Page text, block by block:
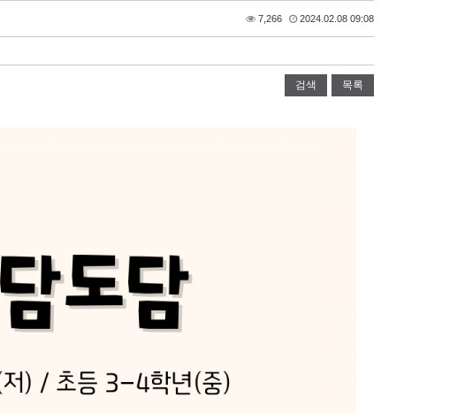
7,266 2024.02.08 09:08
검색 목록